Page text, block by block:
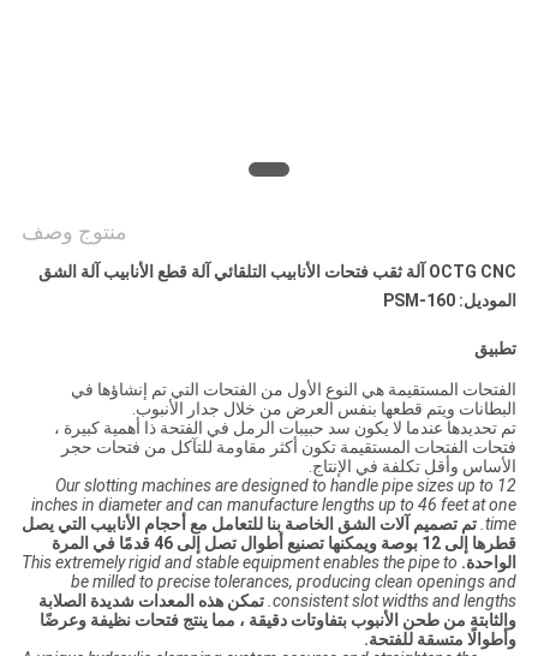
منتوج وصف
OCTG CNC آلة ثقب فتحات الأنابيب التلقائي آلة قطع الأنابيب آلة الشق
الموديل: PSM-160
تطبيق
الفتحات المستقيمة هي النوع الأول من الفتحات التي تم إنشاؤها في
البطانات ويتم قطعها بنفس العرض من خلال جدار الأنبوب.
تم تحديدها عندما لا يكون سد حبيبات الرمل في الفتحة ذا أهمية كبيرة ،
فتحات الفتحات المستقيمة تكون أكثر مقاومة للتآكل من فتحات حجر
الأساس وأقل تكلفة في الإنتاج.
Our slotting machines are designed to handle pipe sizes up to 12
inches in diameter and can manufacture lengths up to 46 feet at one
time. تم تصميم آلات الشق الخاصة بنا للتعامل مع أحجام الأنابيب التي يصل
قطرها إلى 12 بوصة ويمكنها تصنيع أطوال تصل إلى 46 قدمًا في المرة
الواحدة. This extremely rigid and stable equipment enables the pipe to
be milled to precise tolerances, producing clean openings and
consistent slot widths and lengths. تمكن هذه المعدات شديدة الصلابة
والثابتة من طحن الأنبوب بتفاوتات دقيقة ، مما ينتج فتحات نظيفة وعرضًا
وأطوالًا متسقة للفتحة.